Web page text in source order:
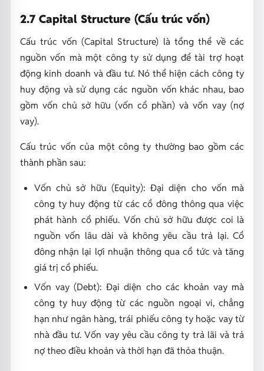
2.7 Capital Structure (Cấu trúc vốn)
Cấu trúc vốn (Capital Structure) là tổng thể về các
nguồn vốn mà một công ty sử dụng để tài trợ hoạt
động kinh doanh và đầu tư. Nó thể hiện cách công ty
huy động và sử dụng các nguồn vốn khác nhau, bao
gồm vốn chủ sở hữu (vốn cổ phần) và vốn vay (nợ
vay).
Cấu trúc vốn của một công ty thường bao gồm các
thành phần sau:
Vốn chủ sở hữu (Equity): Đại diện cho vốn mà
công ty huy động từ các cổ đông thông qua việc
phát hành cổ phiếu. Vốn chủ sở hữu được coi là
nguồn vốn lâu dài và không yêu cầu trả lại. Cổ
đông nhận lại lợi nhuận thông qua cổ tức và tăng
giá trị cổ phiếu.
Vốn vay (Debt): Đại diện cho các khoản vay mà
công ty huy động từ các nguồn ngoại vi, chẳng
hạn như ngân hàng, trái phiếu công ty hoặc vay từ
nhà đầu tư. Vốn vay yêu cầu công ty trả lãi và trả
nợ theo điều khoản và thời hạn đã thỏa thuận.